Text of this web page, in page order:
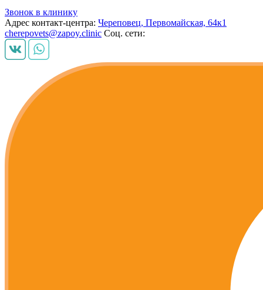
Звонок в клинику
Адрес контакт-центра: Череповец, Первомайская, 64к1
cherepovets@zapoy.clinic Соц. сети: